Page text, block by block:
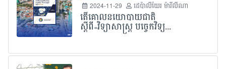
2024-11-29
ដេប៉ាលីយែរ ម៉ារីលីណា
តើគោលនយោបាយជាតិ
ស្តីពី«វិទ្យាសាស្ត្រ បច្ចេកវិទ្យ...